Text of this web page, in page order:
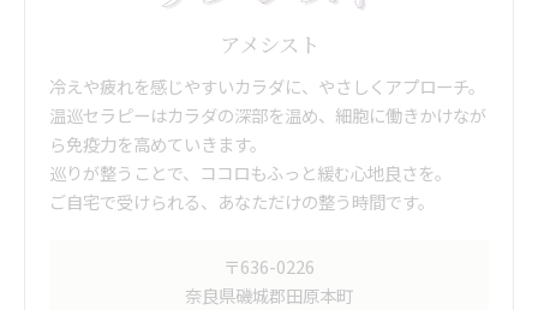
アメシスト
冷えや疲れを感じやすいカラダに、やさしくアプローチ。
温巡セラピーはカラダの深部を温め、細胞に働きかけなが
ら免疫力を高めていきます。
巡りが整うことで、ココロもふっと緩む心地良さを。
ご自宅で受けられる、あなただけの整う時間です。
〒636-0226
奈良県磯城郡田原本町